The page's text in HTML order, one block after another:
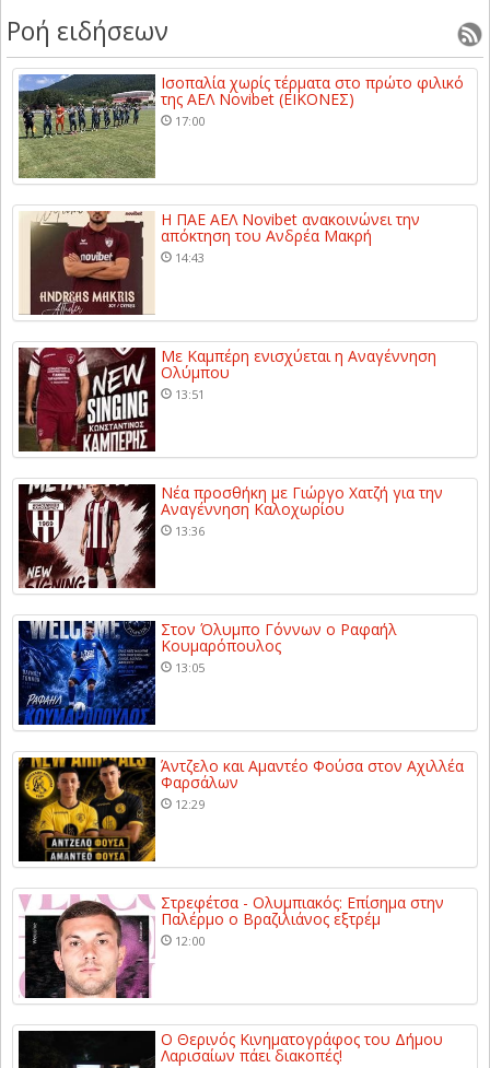
Ροή ειδήσεων
Ισοπαλία χωρίς τέρματα στο πρώτο φιλικό
της ΑΕΛ Novibet (ΕΙΚΟΝΕΣ)
17:00
Η ΠΑΕ ΑΕΛ Novibet ανακοινώνει την
απόκτηση του Ανδρέα Μακρή
14:43
Με Καμπέρη ενισχύεται η Αναγέννηση
Ολύμπου
13:51
Νέα προσθήκη με Γιώργο Χατζή για την
Αναγέννηση Καλοχωρίου
13:36
Στον Όλυμπο Γόννων ο Ραφαήλ
Κουμαρόπουλος
13:05
Άντζελο και Αμαντέο Φούσα στον Αχιλλέα
Φαρσάλων
12:29
Στρεφέτσα - Ολυμπιακός: Επίσημα στην
Παλέρμο ο Βραζιλιάνος εξτρέμ
12:00
Ο Θερινός Κινηματογράφος του Δήμου
Λαρισαίων πάει διακοπές!